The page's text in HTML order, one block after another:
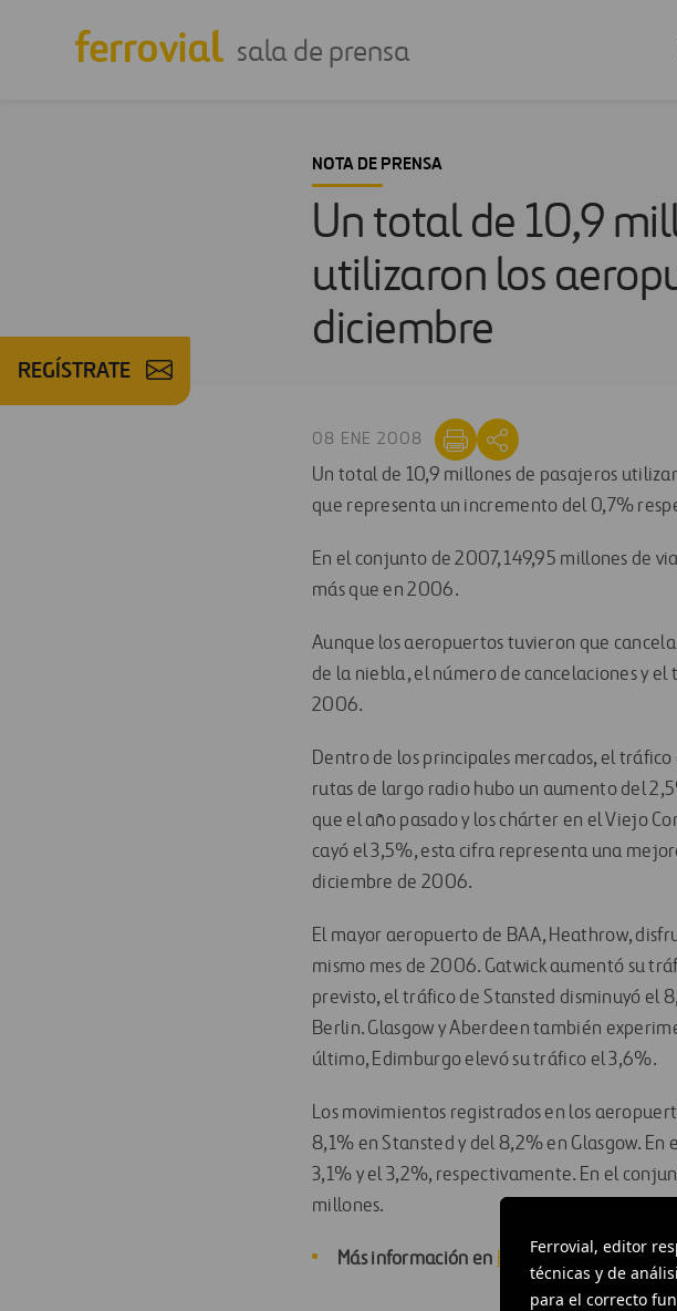
Ferrovial, editor
técnicas y de
para el correcto
sala de prensa
REGÍSTRATE
NOTA DE PRENSA
Un total de 10,9
utilizaron los
diciembre
08 ENE 2008
Un total de 10,9 millones de pasajeros
que representa un incremento del 0,7%
En el conjunto de 2007, 149,95 millones de
más que en 2006.
Aunque los aeropuertos tuvieron que
de la niebla, el número de cancelaciones y
2006.
Dentro de los principales mercados, el
rutas de largo radio hubo un aumento del
que el año pasado y los chárter en el Viejo
cayó el 3,5%, esta cifra representa una
diciembre de 2006.
El mayor aeropuerto de BAA, Heathrow,
mismo mes de 2006. Gatwick aumentó su
previsto, el tráfico de Stansted disminuyó el
Berlin. Glasgow y Aberdeen también
último, Edimburgo elevó su tráfico el 3,6%.
Los movimientos registrados en los
8,1% en Stansted y del 8,2% en Glasgow.
3,1% y el 3,2%, respectivamente. En el
millones.
Más información en BAA Media Center